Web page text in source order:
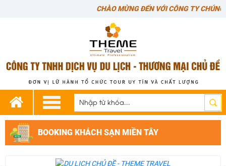
CHÀO MỪNG ĐẾN VỚI CÔNG TY CHÚNG TÔI
BOOKING KHÁCH SẠN MIỀN TÂY